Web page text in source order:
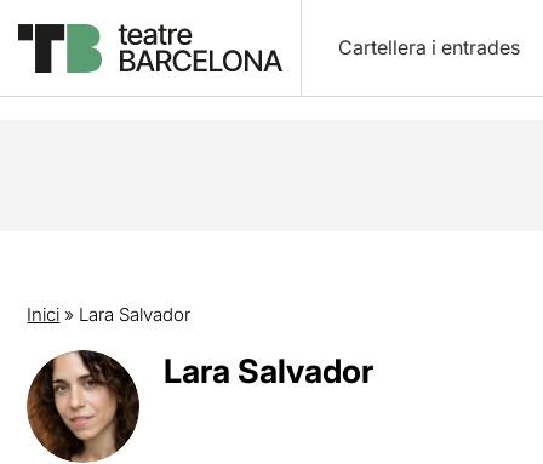
Cartellera i entrades
Inici » Lara Salvador
Lara Salvador